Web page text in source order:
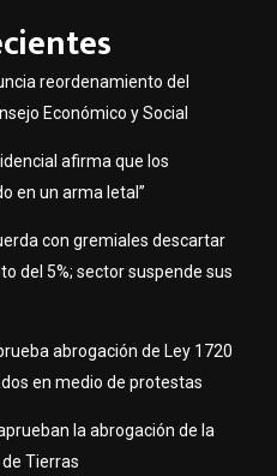
reordenamiento del
Económico y Social
afirma que los
en un arma letal”
con gremiales descartar
del 5%; sector suspende sus
abrogación de Ley 1720
en medio de protestas
la abrogación de la
Tierras